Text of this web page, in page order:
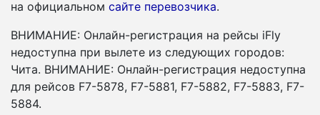
на официальном сайте перевозчика.
ВНИМАНИЕ: Онлайн-регистрация на рейсы iFly
недоступна при вылете из следующих городов:
Чита. ВНИМАНИЕ: Онлайн-регистрация недоступна
для рейсов F7-5878, F7-5881, F7-5882, F7-5883, F7-
5884.